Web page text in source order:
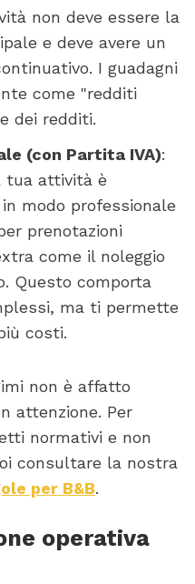
non deve essere la
e deve avere un
I guadagni
come "redditi
dei redditi.
(con Partita IVA):
tua attività è
modo professionale
prenotazioni
come il noleggio
Questo comporta
ma ti permette
costi.
non è affatto
attenzione. Per
normativi e non
consultare la nostra
per B&B.
operativa